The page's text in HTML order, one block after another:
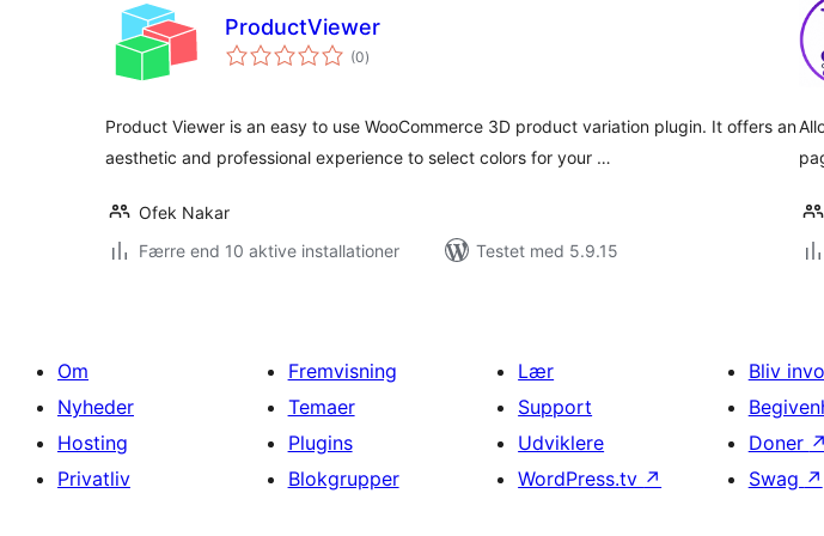
ProductViewer
(0totale
bedømmelser
)
Product Viewer is an easy to use WooCommerce 3D product variation plugin. It offers an
aesthetic and professional experience to select colors for your …
Ofek Nakar
Færre end 10 aktive installationer
Testet med 5.9.15
Om
Nyheder
Hosting
Privatliv
Fremvisning
Temaer
Plugins
Blokgrupper
Lær
Support
Udviklere
WordPress.tv ↗
Bliv
Doner ↗
Swag ↗